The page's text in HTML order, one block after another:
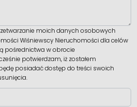
moich danych osobowych
Wiśniewscy Nieruchomości dla celów
pośrednictwa w obrocie
potwierdzam, iż zostałem
posiadać dostęp do treści swoich